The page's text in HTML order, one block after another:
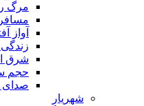
مرگ
مسافر
آواز
شرق
حجم
صدای
شهریار